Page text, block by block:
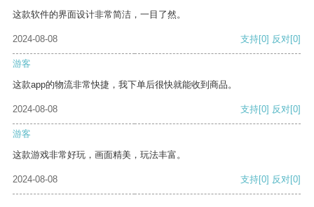
这款软件的界面设计非常简洁，一目了然。
2024-08-08 支持[0] 反对[0]
游客
这款app的物流非常快捷，我下单后很快就能收到商品。
2024-08-08 支持[0] 反对[0]
游客
这款游戏非常好玩，画面精美，玩法丰富。
2024-08-08 支持[0] 反对[0]